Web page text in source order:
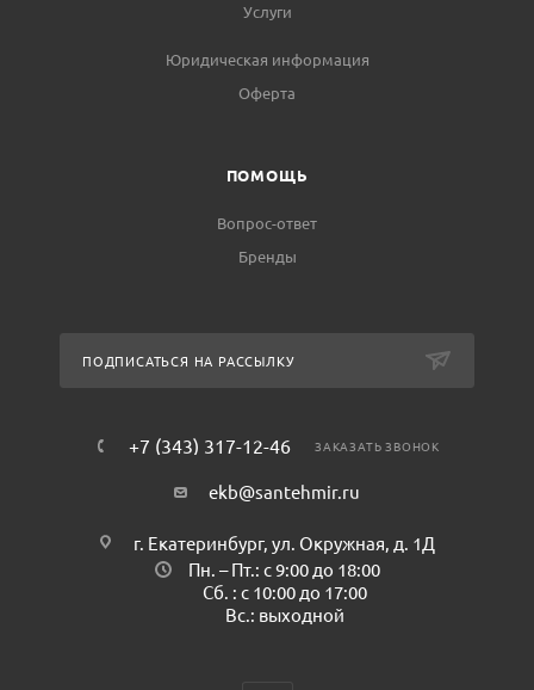
Услуги
Юридическая информация
Оферта
ПОМОЩЬ
Вопрос-ответ
Бренды
ПОДПИСАТЬСЯ НА РАССЫЛКУ
+7 (343) 317-12-46 ЗАКАЗАТЬ ЗВОНОК
ekb@santehmir.ru
г. Екатеринбург, ул. Окружная, д. 1Д
Пн. – Пт.: с 9:00 до 18:00
Сб. : с 10:00 до 17:00
Вс.: выходной